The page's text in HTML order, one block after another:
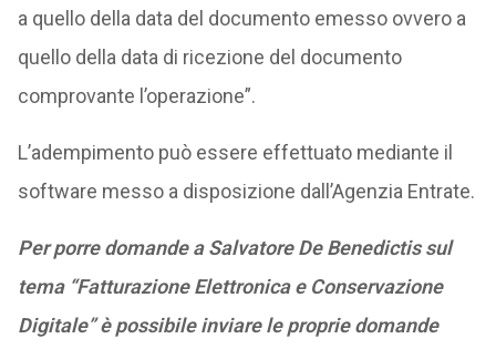
a quello della data del documento emesso ovvero a
quello della data di ricezione del documento
comprovante l’operazione”.
L’adempimento può essere effettuato mediante il
software messo a disposizione dall’Agenzia Entrate.
Per porre domande a Salvatore De Benedictis sul
tema “Fatturazione Elettronica e Conservazione
Digitale” è possibile inviare le proprie domande